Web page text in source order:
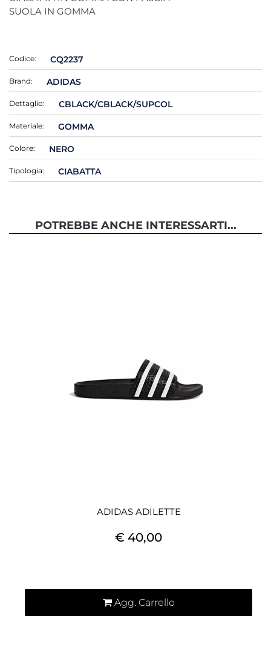
SUOLA IN GOMMA
Codice: CQ2237
Brand: ADIDAS
Dettaglio: CBLACK/CBLACK/SUPCOL
Materiale: GOMMA
Colore: NERO
Tipologia: CIABATTA
POTREBBE ANCHE INTERESSARTI...
ADIDAS ADILETTE
€ 40,00
Agg. Carrello